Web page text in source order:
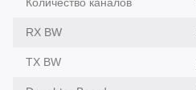
RX BW
TX BW